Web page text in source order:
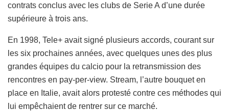
contrats conclus avec les clubs de Serie A d’une durée
supérieure à trois ans.
En 1998, Tele+ avait signé plusieurs accords, courant sur
les six prochaines années, avec quelques unes des plus
grandes équipes du calcio pour la retransmission des
rencontres en pay-per-view. Stream, l’autre bouquet en
place en Italie, avait alors protesté contre ces méthodes qui
lui empêchaient de rentrer sur ce marché.